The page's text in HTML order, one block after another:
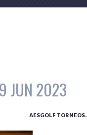
JUN 2023
AESGOLF TORNEOS.